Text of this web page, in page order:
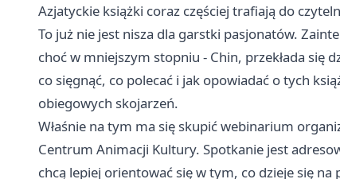
Azjatyckie książki coraz częściej trafiają do
To już nie jest nisza dla garstki pasjonatów.
choć w mniejszym stopniu - Chin, przekłada się
co sięgnąć, co polecać i jak opowiadać o tych
obiegowych skojarzeń.
Właśnie na tym ma się skupić webinarium
Centrum Animacji Kultury. Spotkanie jest
chcą lepiej orientować się w tym, co dzieje się